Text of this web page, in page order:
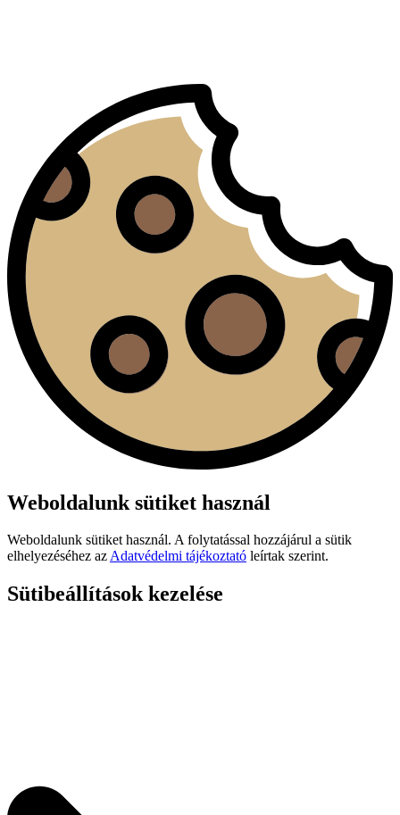
Weboldalunk sütiket használ
Weboldalunk sütiket használ. A folytatással hozzájárul a sütik
elhelyezéséhez azAdatvédelmi tájékoztató leírtak szerint.
Sütibeállítások kezelése